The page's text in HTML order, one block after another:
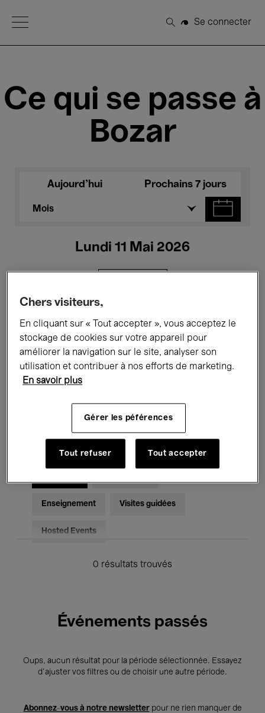
Open Menu
Rechercher
Se connecter
Ce qui se passe à
Bozar
Aujourd'hui Prochains 7 jours
Mois
Lundi 11 Mai 2026
Tous les événements Concerts
Expositions Performances
Rencontres & Débats
Musique classique Global Music
Enseignement Visites guidées
Hosted Events
0 résultats trouvés
Événements passés
Oups, aucun résultat pour la période sélectionnée. Essayez
d’ajuster vos filtres ou de choisir une autre période.
Abonnez-vous à notre newsletterpour ne rien manquer de
Chers visiteurs,
En cliquant sur « Tout accepter », vous acceptez le
stockage de cookies sur votre appareil pour
améliorer la navigation sur le site, analyser son
utilisation et contribuer à nos efforts de marketing.
En savoir plus
Gérer les péférences
Tout refuser Tout accepter